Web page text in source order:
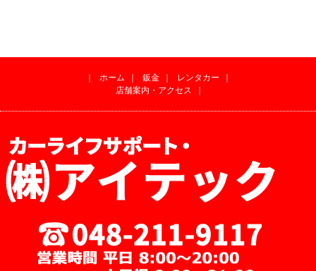
｜ ホーム ｜ 鈑金 ｜ レンタカー
｜
店舗案内・アクセス
｜